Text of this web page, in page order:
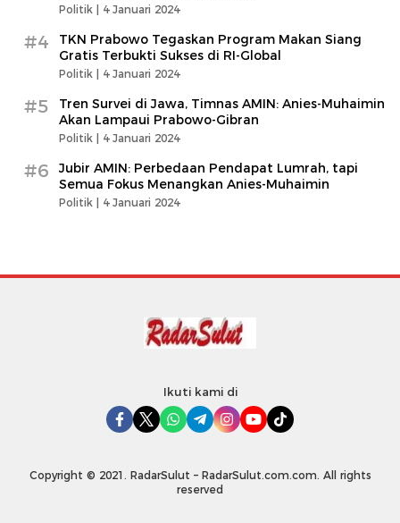
Politik | 4 Januari 2024
#4
TKN Prabowo Tegaskan Program Makan Siang
Gratis Terbukti Sukses di RI-Global
Politik | 4 Januari 2024
#5
Tren Survei di Jawa, Timnas AMIN: Anies-Muhaimin
Akan Lampaui Prabowo-Gibran
Politik | 4 Januari 2024
#6
Jubir AMIN: Perbedaan Pendapat Lumrah, tapi
Semua Fokus Menangkan Anies-Muhaimin
Politik | 4 Januari 2024
Ikuti kami di
Copyright © 2021. RadarSulut – RadarSulut.com.com. All rights
reserved